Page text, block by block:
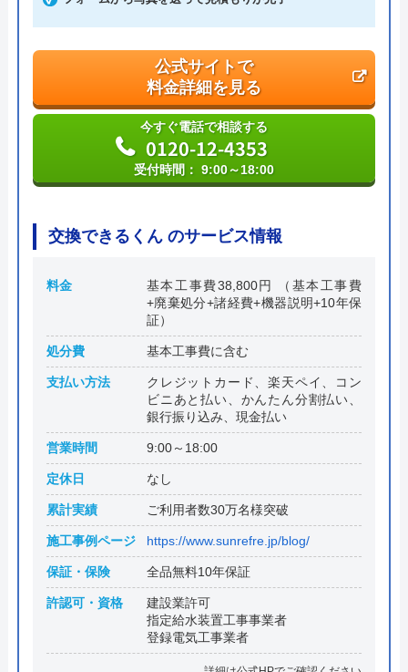
本社所在地
〒556-0014
大阪府大阪市浪速区大国2丁目1番6号
公式サイトで
料金詳細を見る
今すぐ電話で相談する
0120-12-4353
受付時間： 9:00～18:00
交換できるくん のサービス情報
料金
基本工事費38,800円 （基本工事費
+廃棄処分+諸経費+機器説明+10年保
証）
処分費 基本工事費に含む
支払い方法
クレジットカード、楽天ペイ、コン
ビニあと払い、かんたん分割払い、
銀行振り込み、現金払い
営業時間 9:00～18:00
定休日 なし
累計実績 ご利用者数30万名様突破
施工事例ページ https://www.sunrefre.jp/blog/
保証・保険 全品無料10年保証
許認可・資格
建設業許可
指定給水装置工事事業者
登録電気工事業者